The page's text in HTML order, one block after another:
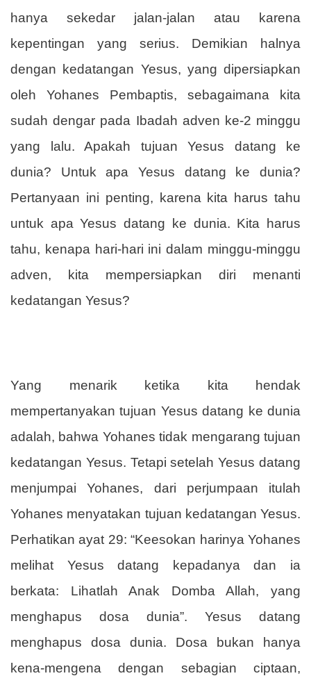
hanya sekedar jalan-jalan atau karena
kepentingan yang serius. Demikian halnya
dengan kedatangan Yesus, yang dipersiapkan
oleh Yohanes Pembaptis, sebagaimana kita
sudah dengar pada Ibadah adven ke-2 minggu
yang lalu. Apakah tujuan Yesus datang ke
dunia? Untuk apa Yesus datang ke dunia?
Pertanyaan ini penting, karena kita harus tahu
untuk apa Yesus datang ke dunia. Kita harus
tahu, kenapa hari-hari ini dalam minggu-minggu
adven, kita mempersiapkan diri menanti
kedatangan Yesus?
Yang menarik ketika kita hendak
mempertanyakan tujuan Yesus datang ke dunia
adalah, bahwa Yohanes tidak mengarang tujuan
kedatangan Yesus. Tetapi setelah Yesus datang
menjumpai Yohanes, dari perjumpaan itulah
Yohanes menyatakan tujuan kedatangan Yesus.
Perhatikan ayat 29: “Keesokan harinya Yohanes
melihat Yesus datang kepadanya dan ia
berkata: Lihatlah Anak Domba Allah, yang
menghapus dosa dunia”. Yesus datang
menghapus dosa dunia. Dosa bukan hanya
kena-mengena dengan sebagian ciptaan,